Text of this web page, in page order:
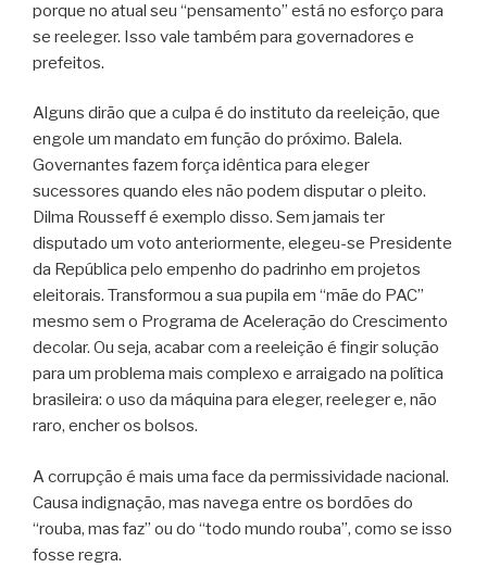
porque no atual seu “pensamento” está no esforço para
se reeleger. Isso vale também para governadores e
prefeitos.
Alguns dirão que a culpa é do instituto da reeleição, que
engole um mandato em função do próximo. Balela.
Governantes fazem força idêntica para eleger
sucessores quando eles não podem disputar o pleito.
Dilma Rousseff é exemplo disso. Sem jamais ter
disputado um voto anteriormente, elegeu-se Presidente
da República pelo empenho do padrinho em projetos
eleitorais. Transformou a sua pupila em “mãe do PAC”
mesmo sem o Programa de Aceleração do Crescimento
decolar. Ou seja, acabar com a reeleição é fingir solução
para um problema mais complexo e arraigado na política
brasileira: o uso da máquina para eleger, reeleger e, não
raro, encher os bolsos.
A corrupção é mais uma face da permissividade nacional.
Causa indignação, mas navega entre os bordões do
“rouba, mas faz” ou do “todo mundo rouba”, como se isso
fosse regra.